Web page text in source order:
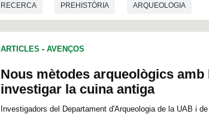
RECERCA PREHISTÒRIA ARQUEOLOGIA
ARTICLES - AVENÇOS
Nous mètodes arqueològics
investigar la cuina antiga
Investigadors del Departament d'Arqueologia de la UAB i